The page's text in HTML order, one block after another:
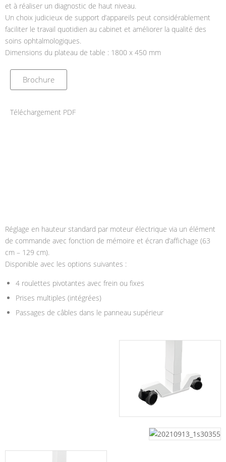
et à réaliser un diagnostic de haut niveau.
Un choix judicieux de support d’appareils peut considérablement
faciliter le travail quotidien au cabinet et améliorer la qualité des
soins ophtalmologiques.
Dimensions du plateau de table : 1800 x 450 mm
Brochure
Téléchargement PDF
Réglage en hauteur standard par moteur électrique via un élément
de commande avec fonction de mémoire et écran d’affichage (63
cm – 129 cm).
Disponible avec les options suivantes :
4 roulettes pivotantes avec frein ou fixes
Prises multiples (intégrées)
Passages de câbles dans le panneau supérieur